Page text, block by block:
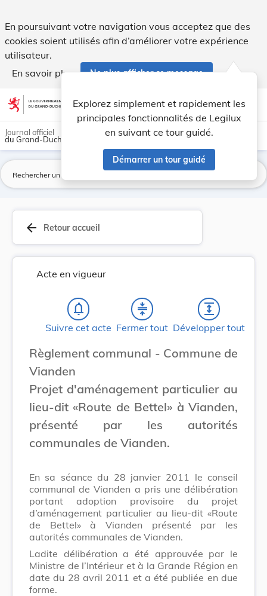
En poursuivant votre navigation vous acceptez que des
cookies soient utilisés afin d’améliorer votre expérience
utilisateur.
En savoir plus
Ne plus afficher ce message
Aller au contenu account_circle help Aide
Explorez simplement et rapidement les
principales fonctionnalités de Legilux
en suivant ce tour guidé.
Démarrer un tour guidé
light_mode dark_mode
Journal officiel
du Grand-Duché de Luxembourg
arrow_back Retour accueil
Acte en vigueur
notifications_none
Suivre cet acte
compress
Fermer tout
expand
Développer tout
Règlement communal - Commune de
Vianden
Projet d'aménagement particulier au
lieu-dit «Route de Bettel» à Vianden,
présenté par les autorités
communales de Vianden.
En sa séance du 28 janvier 2011 le conseil
communal de Vianden a pris une délibération
portant adoption provisoire du projet
d’aménagement particulier au lieu-dit «Route
de Bettel» à Vianden présenté par les
autorités communales de Vianden.
Ladite délibération a été approuvée par le
Ministre de l’Intérieur et à la Grande Région en
date du 28 avril 2011 et a été publiée en due
forme.